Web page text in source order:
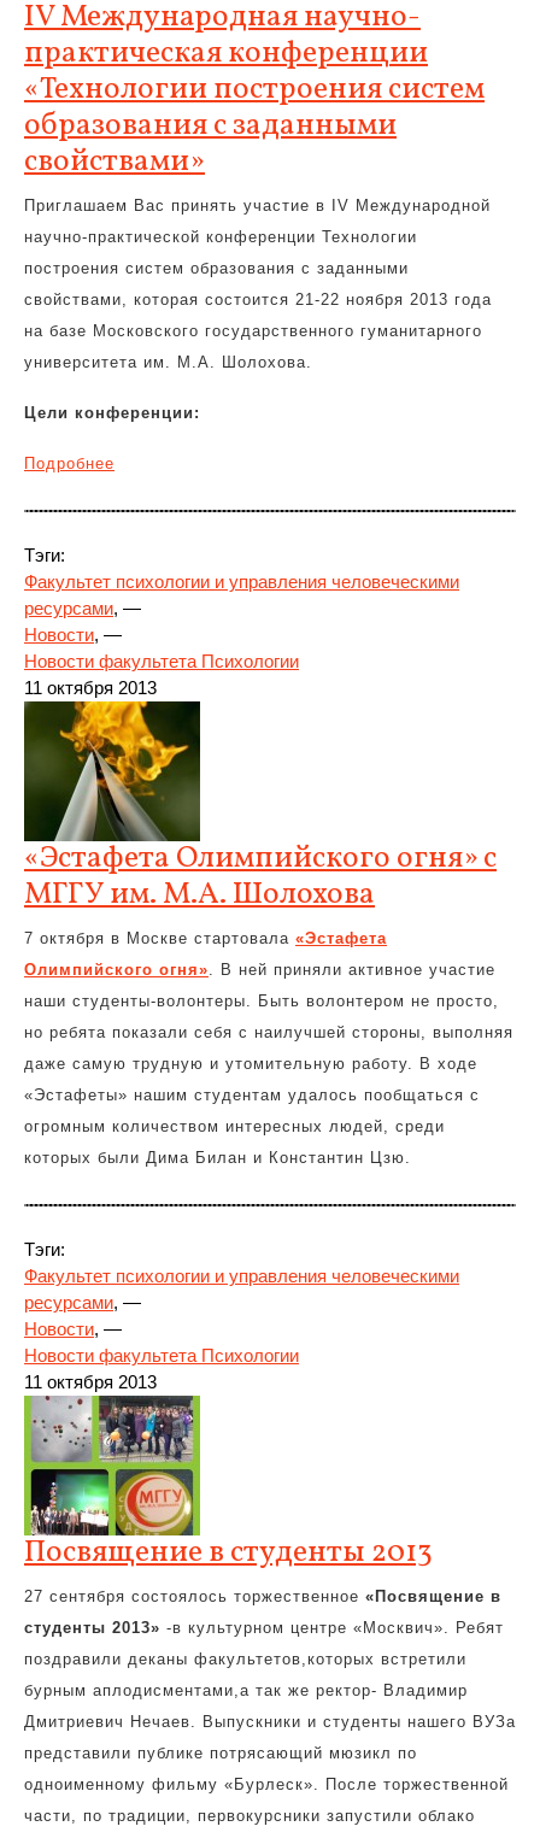
IV Международная научно-
практическая конференции
«Технологии построения систем
образования с заданными
свойствами»
Приглашаем Вас принять участие в IV Международной
научно-практической конференции Технологии
построения систем образования с заданными
свойствами, которая состоится 21-22 ноября 2013 года
на базе Московского государственного гуманитарного
университета им. М.А. Шолохова.
Цели конференции:
Подробнее
Тэги:
Факультет психологии и управления человеческими
ресурсами, —
Новости, —
Новости факультета Психологии
11 октября 2013
«Эстафета Олимпийского огня» с
МГГУ им. М.А. Шолохова
7 октября в Москве стартовала «Эстафета
Олимпийского огня». В ней приняли активное участие
наши студенты-волонтеры. Быть волонтером не просто,
но ребята показали себя с наилучшей стороны, выполняя
даже самую трудную и утомительную работу. В ходе
«Эстафеты» нашим студентам удалось пообщаться с
огромным количеством интересных людей, среди
которых были Дима Билан и Константин Цзю.
Тэги:
Факультет психологии и управления человеческими
ресурсами, —
Новости, —
Новости факультета Психологии
11 октября 2013
Посвящение в студенты 2013
27 сентября состоялось торжественное «Посвящение в
студенты 2013» -в культурном центре «Москвич». Ребят
поздравили деканы факультетов,которых встретили
бурным аплодисментами,а так же ректор- Владимир
Дмитриевич Нечаев. Выпускники и студенты нашего ВУЗа
представили публике потрясающий мюзикл по
одноименному фильму «Бурлеск». После торжественной
части, по традиции, первокурсники запустили облако